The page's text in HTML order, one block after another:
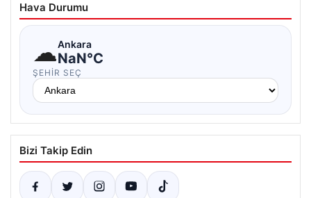
Hava Durumu
☁Ankara
NaN°C
ŞEHIR SEÇ
Bizi Takip Edin